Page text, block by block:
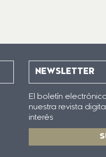
NEWSLETTER
El boletín
nuestra revista
interés